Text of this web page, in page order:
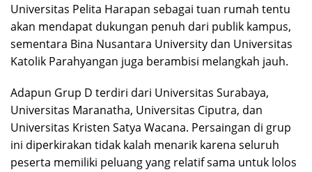
Universitas Pelita Harapan sebagai tuan rumah tentu
akan mendapat dukungan penuh dari publik kampus,
sementara Bina Nusantara University dan Universitas
Katolik Parahyangan juga berambisi melangkah jauh.
Adapun Grup D terdiri dari Universitas Surabaya,
Universitas Maranatha, Universitas Ciputra, dan
Universitas Kristen Satya Wacana. Persaingan di grup
ini diperkirakan tidak kalah menarik karena seluruh
peserta memiliki peluang yang relatif sama untuk lolos